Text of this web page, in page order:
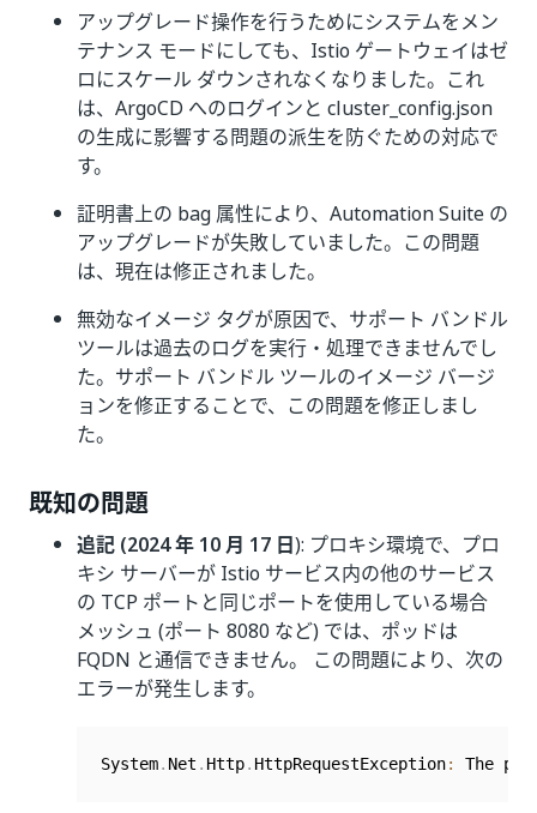
アップグレード操作を行うためにシステムをメン
テナンス モードにしても、Istio ゲートウェイはゼ
ロにスケール ダウンされなくなりました。これ
は、ArgoCD へのログインと cluster_config.json
の生成に影響する問題の派生を防ぐための対応で
す。
証明書上の bag 属性により、Automation Suite の
アップグレードが失敗していました。この問題
は、現在は修正されました。
無効なイメージ タグが原因で、サポート バンドル
ツールは過去のログを実行・処理できませんでし
た。サポート バンドル ツールのイメージ バージ
ョンを修正することで、この問題を修正しまし
た。
既知の問題
追記 (2024 年 10 月 17 日): プロキシ環境で、プロ
キシ サーバーが Istio サービス内の他のサービス
の TCP ポートと同じポートを使用している場合
メッシュ (ポート 8080 など) では、ポッドは
FQDN と通信できません。 この問題により、次の
エラーが発生します。
System. Net . Http. HttpRequestException: The